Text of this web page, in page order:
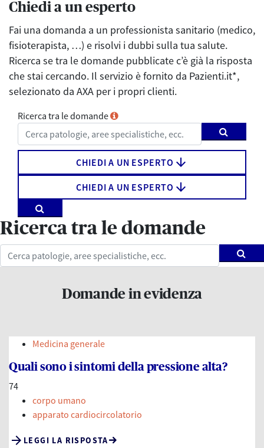
Chiedi a un esperto
Fai una domanda a un professionista sanitario (medico,
fisioterapista, …) e risolvi i dubbi sulla tua salute.
Ricerca se tra le domande pubblicate c’è già la risposta
che stai cercando. Il servizio è fornito da Pazienti.it*,
selezionato da AXA per i propri clienti.
Ricerca tra le domande
CHIEDI A UN ESPERTO arrow_downward
CHIEDI A UN ESPERTO arrow_downward
Ricerca tra le domande
Domande in evidenza
Medicina generale
Quali sono i sintomi della pressione alta?
74
corpo umano
apparato cardiocircolatorio
LEGGI LA RISPOSTA
arrow_forward